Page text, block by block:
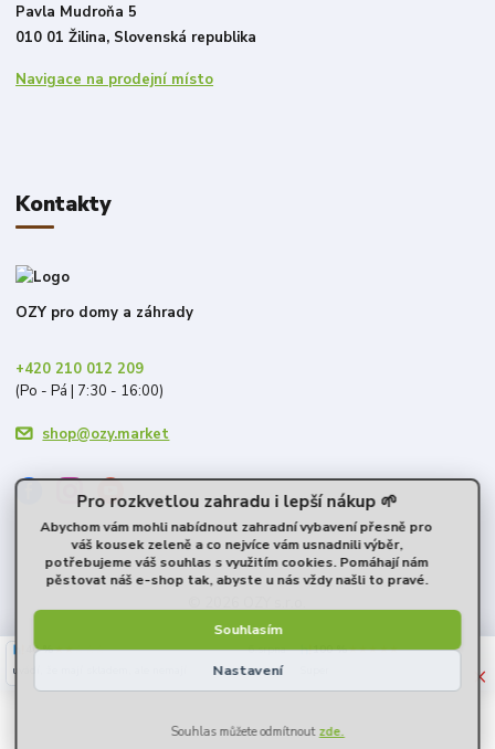
Pavla Mudroňa 5
010 01 Žilina, Slovenská republika
Navigace na prodejní místo
Kontakty
OZY pro domy a záhrady
+420 210 012 209
(Po - Pá | 7:30 - 16:00)
shop@ozy.market
Pro rozkvetlou zahradu i lepší nákup 🌱
Abychom vám mohli nabídnout zahradní vybavení přesně pro
váš kousek zeleně a co nejvíce vám usnadnili výběr,
potřebujeme váš souhlas s využitím cookies. Pomáhají nám
pěstovat náš e-shop tak, abyste u nás vždy našli to pravé.
Nastavení
Souhlasím
×
40 %★★☆☆☆ 6. srpna
uvádí, že mají skladem, ale nemají
100 %★★★★★